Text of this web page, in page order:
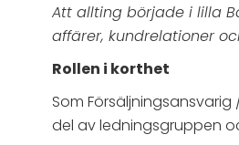
Att allting började i lilla
affärer, kundrelationer
Rollen i korthet
Som
del av ledningsgruppen